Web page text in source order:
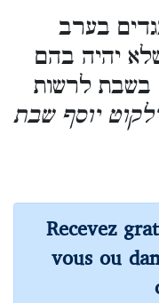
בערב
יהיה בהם
בשבת לרשות
יוסף שבת
Recevez
vous ou